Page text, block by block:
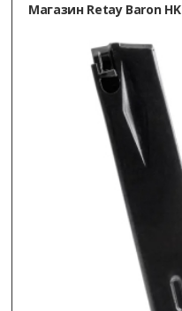
Магазин Retay Baron HK